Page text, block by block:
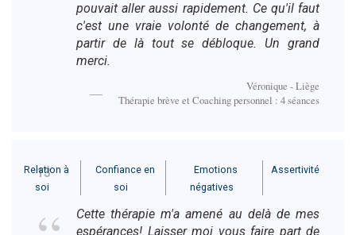
pouvait aller aussi rapidement. Ce qu'il faut
c'est une vraie volonté de changement, à
partir de là tout se débloque. Un grand
merci.
Véronique - Liège
Thérapie brève et Coaching personnel : 4 séances
13
Relation à
soi
Confiance en
soi
Emotions
négatives
Assertivité
Cette thérapie m'a amené au delà de mes
espérances! Laisser moi vous faire part de